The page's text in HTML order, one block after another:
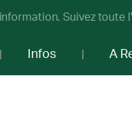
Suivez toute
Infos A